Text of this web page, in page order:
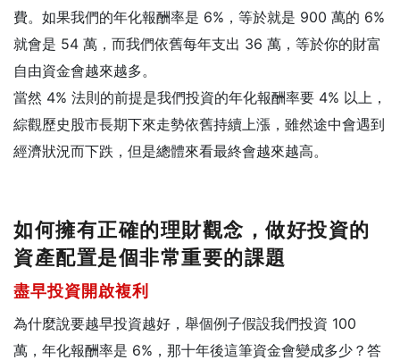
費。 如果我們的年化報酬率是 6%，等於就是 900 萬的 6%
就會是 54 萬，而我們依舊每年支出 36 萬，等於你的財富
自由資金會越來越多。
當然 4% 法則的前提是我們投資的年化報酬率要 4% 以上，
綜觀歷史股市長期下來走勢依舊持續上漲，雖然途中會遇到
經濟狀況而下跌，但是總體來看最終會越來越高。
如何擁有正確的理財觀念，做好投資的
資產配置是個非常重要的課題
盡早投資開啟複利
為什麼說要越早投資越好，舉個例子假設我們投資 100
萬，年化報酬率是 6%，那十年後這筆資金會變成多少？答